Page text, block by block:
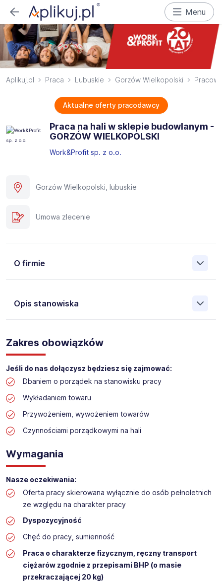
Menu
Aplikuj.pl Praca Lubuskie Gorzów Wielkopolski
Aktualne oferty pracodawcy
Praca na hali w sklepie budowlanym -
GORZÓW WIELKOPOLSKI​
Work&Profit sp. z o.o.
Gorzów Wielkopolski, lubuskie
Umowa zlecenie
O firmie
Opis stanowiska
Pośrednictwa Pracy i Doradztwa Personalnego Work &
Profit jest obecnie jedną z największych niezależnych
polskich agencji zatrudnienia. W ciągu wielu lat naszej
działalności daliśmy pracę przeszło 50 000 pracowników
w całym kraju. Skutecznie znajdujemy pracowników dla
największych firm, jak również małych rodzinnych
przedsiębiorstw w Polsce. Agencja jest wpisana pod nr
Obecnie dla naszego Klienta, poszukujemy osób na
Praca na hali w sklepie budowlanym
Lokalizacja: GORZÓW WIELKOPOLSKI​
Zakres obowiązków
Jeśli do nas dołączysz będziesz się zajmować:
Dbaniem o porządek na stanowisku pracy
Wykładaniem towaru
Przywożeniem, wywożeniem towarów
Czynnościami porządkowymi na hali
Wymagania
Nasze oczekiwania:
Oferta pracy skierowana wyłącznie do osób pełnoletnich
ze względu na charakter pracy
Dyspozycyjność
Chęć do pracy, sumienność
Praca o charakterze fizycznym, ręczny transport
ciężarów zgodnie z przepisami BHP (o masie
przekraczającej 20 kg)